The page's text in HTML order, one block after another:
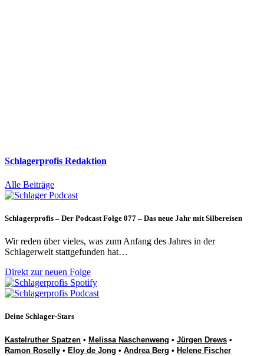
Schlagerprofis Redaktion
Alle Beiträge
Schlagerprofis – Der Podcast Folge 077 – Das neue Jahr mit Silbereisen
Wir reden über vieles, was zum Anfang des Jahres in der
Schlagerwelt stattgefunden hat…
Direkt zur neuen Folge
Deine Schlager-Stars
Kastelruther Spatzen • Melissa Naschenweng • Jürgen Drews •
Ramon Roselly • Eloy de Jong • Andrea Berg • Helene Fischer